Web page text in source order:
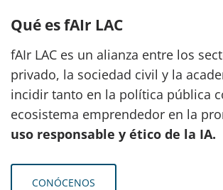
Qué es fAIr LAC
fAIr LAC es un alianza entre los
privado, la sociedad civil y la
incidir tanto en la política pública
ecosistema emprendedor en la
uso responsable y ético de la IA.
CONÓCENOS